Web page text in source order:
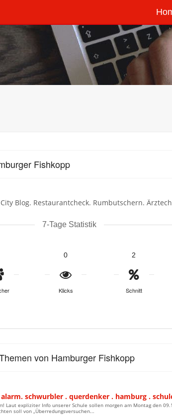
Fishkopp
Blog. Restaurantcheck. Rumbutschern.
7-Tage Statistik
0
Klicks
2
Schnitt
von Hamburger Fishkopp
schwurbler . querdenker . hamburg .
Laut expliziter Info unserer Schule sollen morgen am Montag den
soll von „Überredungsversuchen...